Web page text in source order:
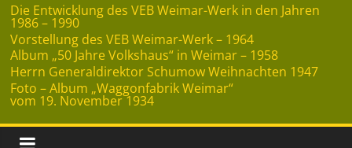
Die Entwicklung des VEB Weimar-Werk in den Jahren
1986 – 1990
Vorstellung des VEB Weimar-Werk – 1964
Album „50 Jahre Volkshaus“ in Weimar – 1958
Herrn Generaldirektor Schumow Weihnachten 1947
Foto – Album „Waggonfabrik Weimar“
vom 19. November 1934